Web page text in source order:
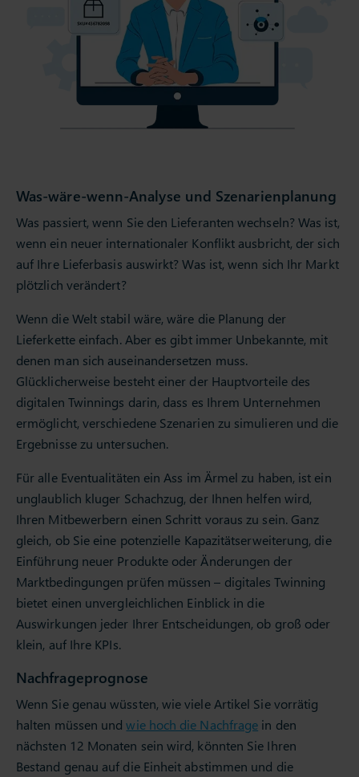
Was-wäre-wenn-Analyse und Szenarienplanung
Was passiert, wenn Sie den Lieferanten wechseln? Was ist,
wenn ein neuer internationaler Konflikt ausbricht, der sich
auf Ihre Lieferbasis auswirkt? Was ist, wenn sich Ihr Markt
plötzlich verändert?
Wenn die Welt stabil wäre, wäre die Planung der
Lieferkette einfach. Aber es gibt immer Unbekannte, mit
denen man sich auseinandersetzen muss.
Glücklicherweise besteht einer der Hauptvorteile des
digitalen Twinnings darin, dass es Ihrem Unternehmen
ermöglicht, verschiedene Szenarien zu simulieren und die
Ergebnisse zu untersuchen.
Für alle Eventualitäten ein Ass im Ärmel zu haben, ist ein
unglaublich kluger Schachzug, der Ihnen helfen wird,
Ihren Mitbewerbern einen Schritt voraus zu sein. Ganz
gleich, ob Sie eine potenzielle Kapazitätserweiterung, die
Einführung neuer Produkte oder Änderungen der
Marktbedingungen prüfen müssen – digitales Twinning
bietet einen unvergleichlichen Einblick in die
Auswirkungen jeder Ihrer Entscheidungen, ob groß oder
klein, auf Ihre KPIs.
Nachfrageprognose
Wenn Sie genau wüssten, wie viele Artikel Sie vorrätig
halten müssen undwie hoch die Nachfrage in den
nächsten 12 Monaten sein wird, könnten Sie Ihren
Bestand genau auf die Einheit abstimmen und die